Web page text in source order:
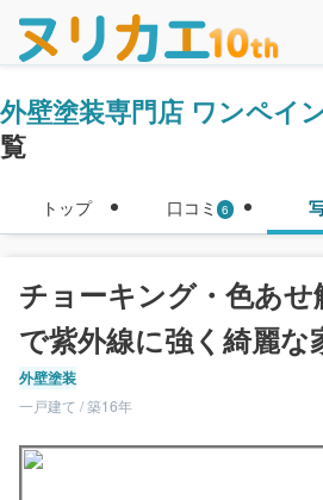
外壁塗装専門店 ワンペイ
覧
トップ 口コミ 6
チョーキング・色あせ
で紫外線に強く綺麗な
外壁塗装
一戸建て / 築16年